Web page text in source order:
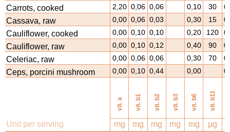
Carrots, cooked 2,20 0,06 0,06 0,10 30
Cassava, raw 0,00 0,06 0,03 0,30 15
Cauliflower, cooked 0,00 0,10 0,10 0,20 120
Cauliflower, raw 0,00 0,10 0,12 0,40 90
Celeriac, raw 0,00 0,06 0,06 0,30 70
Ceps, porcini mushroom 0,00 0,10 0,44 0,00
vit. a vit. b1 vit. b2 vit. b3 vit. b6 vit. b11
Unit per serving mg mg mg mg mg µg